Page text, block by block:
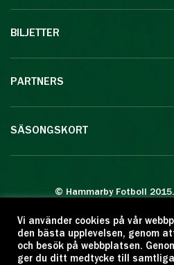
BILJETTER
PARTNERS
SÄSONGSKORT
© Hammarby Fotboll
Eftertryck eller annan
Citera oss gärna
www.hammarbyfotboll.se.
Vi använder cookies på vår
den bästa upplevelsen, genom
och besök på webbplatsen.
ger du ditt medtycke till